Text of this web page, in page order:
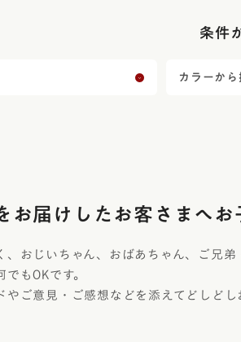
条件
カラーから
お届けしたお客さまへ お
、おじいちゃん、おばあちゃん、ご兄
もOKです。
やご意見・ご感想などを添えてどしどし